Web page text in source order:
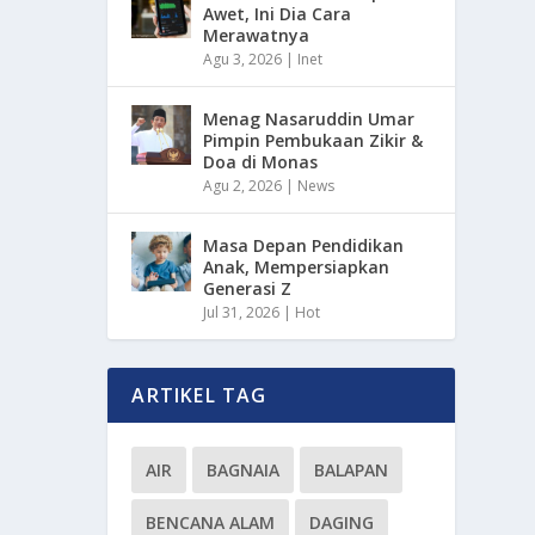
Awet, Ini Dia Cara
Merawatnya
Agu 3, 2026 | Inet
Menag Nasaruddin Umar
Pimpin Pembukaan Zikir &
Doa di Monas
Agu 2, 2026 | News
Masa Depan Pendidikan
Anak, Mempersiapkan
Generasi Z
Jul 31, 2026 | Hot
ARTIKEL TAG
AIR BAGNAIA BALAPAN
BENCANA ALAM DAGING